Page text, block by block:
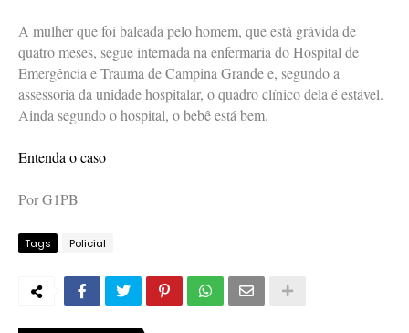
A mulher que foi baleada pelo homem, que está grávida de
quatro meses, segue internada na enfermaria do Hospital de
Emergência e Trauma de Campina Grande e, segundo a
assessoria da unidade hospitalar, o quadro clínico dela é estável.
Ainda segundo o hospital, o bebê está bem.
Entenda o caso
Por G1PB
Tags Policial